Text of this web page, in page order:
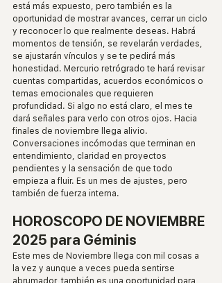
está más expuesto, pero también es la
oportunidad de mostrar avances, cerrar un ciclo
y reconocer lo que realmente deseas. Habrá
momentos de tensión, se revelarán verdades,
se ajustarán vínculos y se te pedirá más
honestidad. Mercurio retrógrado te hará revisar
cuentas compartidas, acuerdos económicos o
temas emocionales que requieren
profundidad. Si algo no está claro, el mes te
dará señales para verlo con otros ojos. Hacia
finales de noviembre llega alivio.
Conversaciones incómodas que terminan en
entendimiento, claridad en proyectos
pendientes y la sensación de que todo
empieza a fluir. Es un mes de ajustes, pero
también de fuerza interna.
HOROSCOPO DE NOVIEMBRE
2025 para Géminis
Este mes de Noviembre llega con mil cosas a
la vez y aunque a veces pueda sentirse
abrumador, también es una oportunidad para